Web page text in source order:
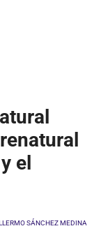
el
SÁNCHEZ MEDINA